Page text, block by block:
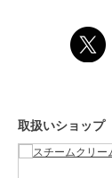
商品カテゴリ
カラー
取扱いショップ